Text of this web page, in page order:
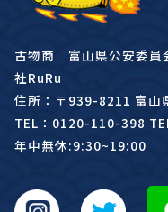
古物商 富山県公安委
社RuRu
住所：〒939-8211 富山
TEL：0120-110-398
年中無休:9:30~19:00